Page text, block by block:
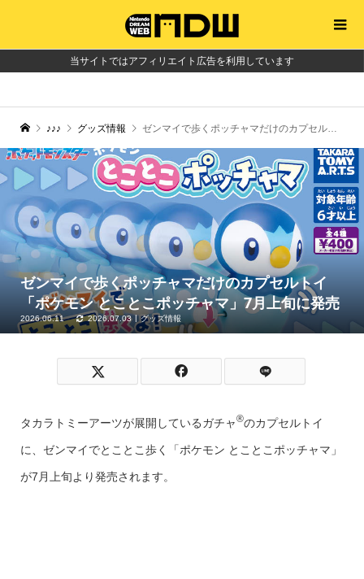
当サイトではアフィリエイト広告を利用しています
♪♪♪ グッズ情報 ゼンマイで歩くポッチャマだけのカプセルトイ「ポケモン とことこポッチャマ」7月上旬に発売
ゼンマイで歩くポッチャマだけのカプセルトイ
「ポケモン とことこポッチャマ」7月上旬に発売
2026.06.11 2026.07.03 グッズ情報
タカラトミーアーツが展開しているガチャ®のカプセルトイ
に、ゼンマイでとことこ歩く「ポケモン とことこポッチャマ」
が7月上旬より発売されます。